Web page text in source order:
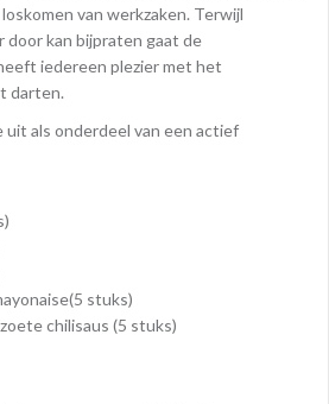
van werkzaken. Terwijl
door kan bijpraten gaat de
iedereen plezier met het
darten.
als onderdeel van een actief
stuks)
chilisaus (5 stuks)